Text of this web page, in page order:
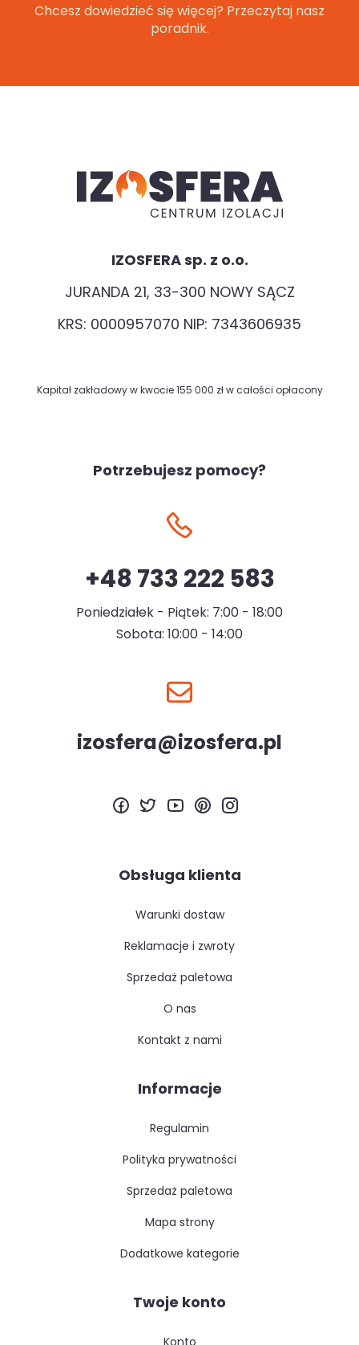
Chcesz dowiedzieć się więcej? Przeczytaj nasz
poradnik.
IZOSFERA sp. z o.o.
JURANDA 21, 33-300 NOWY SĄCZ
KRS: 0000957070 NIP: 7343606935
Kapitał zakładowy w kwocie 155 000 zł w całości opłacony
Potrzebujesz pomocy?
+48 733 222 583
Poniedziałek - Piątek: 7:00 - 18:00
Sobota: 10:00 - 14:00
izosfera@izosfera.pl
Obsługa klienta
warunki dostaw
reklamacje i zwroty
sprzedaż paletowa
o nas
kontakt z nami
Informacje
regulamin
polityka prywatności
sprzedaż paletowa
mapa strony
dodatkowe kategorie
Twoje konto
konto